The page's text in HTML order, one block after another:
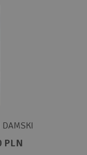
DAMSKI
PLN